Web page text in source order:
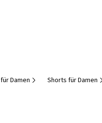
Damen Shorts für Damen